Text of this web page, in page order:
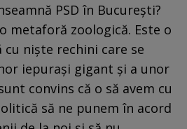
PSD în Bucureşti?
metaforă zoologică. Este o
nişte rechini care se
iepuraşi gigant şi a unor
convins că o să avem cu
să ne punem în acord